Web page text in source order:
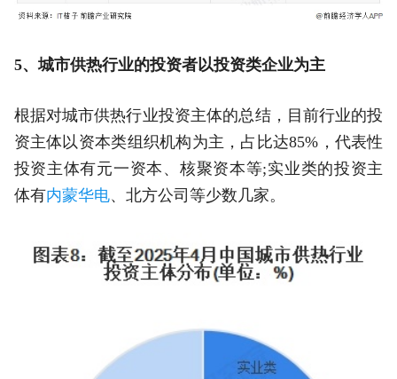
5、城市供热行业的投资者以投资类企业为主
根据对城市供热行业投资主体的总结，目前行业的投
资主体以资本类组织机构为主，占比达85%，代表性
投资主体有元一资本、核聚资本等;实业类的投资主
体有内蒙华电、北方公司等少数几家。